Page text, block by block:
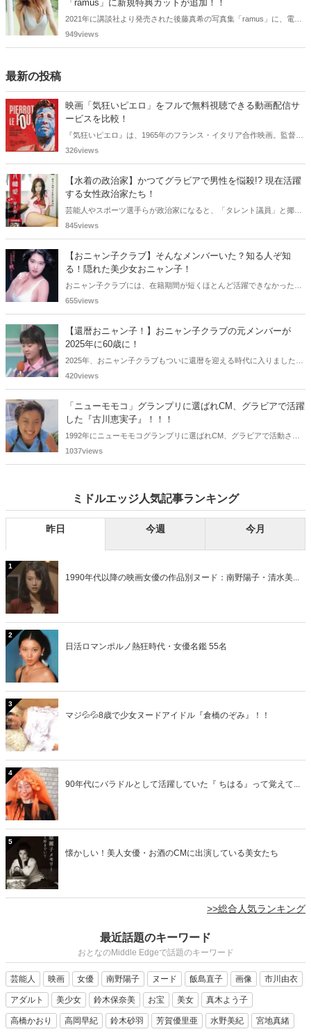
「ramus」に新規特典カットが追加！！
2021年に講談社より発売された後藤真希の写真集「ramus」に、電子
版限定特典として新たな5カットを追加した「電子書籍限定カット付
949views
最新の投稿
映画「気狂いピエロ」をフルで無料視聴できる動画配信サ
ービスを比較！
『気狂いピエロ』は、1965年のフランス・イタリア合作映画。監督は
ジャン＝リュック・ゴダール。アンナ・カリーナ、ジャン＝ポール・
をご紹介します。
326views
【水着の政治家】かつてグラビアで男性を悩殺!? 現在活躍
する女性政治家たち！
芸能人やスポーツ選手らが政治家になると、「タレント議員」と揶揄
されることがありますが、同時に、"タレントとしての活躍" が再注目
わどいショットで多くの男性を魅了した女性も!? 今回は、そんなグラ
ビアで活躍した女性政治家6名をご紹介します。
845views
【おニャン子クラブ】そんなメンバーいた？知る人ぞ知
る！隠れた美少女おニャン子！
おニャン子クラブには、在籍期間が短くほとんど活躍できなかったも
のの、知る人ぞ知る "美少女おニャン子" がいました。それも、強制的
子まで様々です。今回は、筆者の独断と偏見で、4人の "隠れ美少女お
ニャン子" をご紹介します。
655views
【還暦おニャン子！】おニャン子クラブの元メンバーが
2025年に60歳に！
2025年、おニャン子クラブもついに還暦を迎える時代に入りました。
おニャン子クラブの元メンバーは全員が昭和40年代生まれで、そのう
れ）の二人です。しかも、この二人には年齢以外の共通点もありま
す。さて、誰と誰でしょうか？
420views
「ニューモモコ」グランプリに選ばれCM、グラビアで活躍
した『古川恵実子』！！！
1992年にニューモモコグランプリに選ばれCM、グラビアで活動され
ていた古川恵実子さん。2010年3月頃まではラジオDJを担当されてい
1037views
ミドルエッジ人気記事ランキング
昨日 今週 今月
1
1990年代以降の映画女優の作品別ヌード：南野陽子・清水美...
2
日活ロマンポルノ熱狂時代・女優名鑑 55名
3
マジ💦💦8歳で少女ヌードアイドル『倉橋のぞみ』！！
4
90年代にバラドルとして活躍していた『 ちはる』って覚えて...
5
懐かしい！美人女優・お酒のCMに出演している美女たち
>>総合人気ランキング
最近話題のキーワード
おとなのMiddle Edgeで話題のキーワード
芸能人 映画 女優 南野陽子 ヌード 飯島直子 画像 市川由衣
アダルト 美少女 鈴木保奈美 お宝 美女 真木よう子
高橋かおり 高岡早紀 鈴木砂羽 芳賀優里亜 水野美紀 宮地真緒